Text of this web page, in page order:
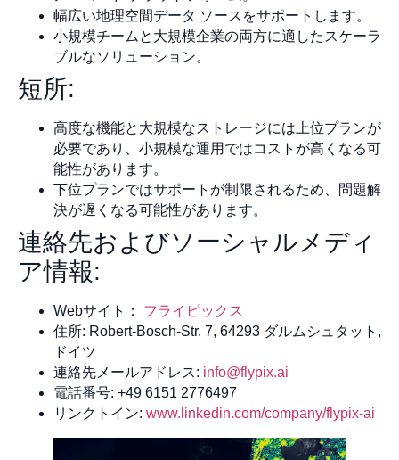
幅広い地理空間データ ソースをサポートします。
小規模チームと大規模企業の両方に適したスケーラ
ブルなソリューション。
短所:
高度な機能と大規模なストレージには上位プランが
必要であり、小規模な運用ではコストが高くなる可
能性があります。
下位プランではサポートが制限されるため、問題解
決が遅くなる可能性があります。
連絡先およびソーシャルメディ
ア情報:
Webサイト： フライピックス
住所: Robert-Bosch-Str. 7, 64293 ダルムシュタット,
ドイツ
連絡先メールアドレス: info@flypix.ai
電話番号: +49 6151 2776497
リンクトイン: www.linkedin.com/company/flypix-ai